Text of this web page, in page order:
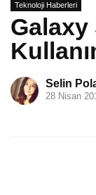
Teknoloji Haberleri
Galaxy
Selin
28 Nisan